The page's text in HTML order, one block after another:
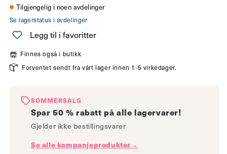
45cm
lin
45cm
lin
Tilgjengelig i noen avdelinger
Se lagerstatus i avdelinger
Legg til i favoritter
Finnes også i butikk
Forventet sendt fra vårt lager innen 1-5 virkedager.
SOMMERSALG
Spar 50 % rabatt på alle lagervarer!
Gjelder ikke bestillingsvarer
Se alle kampanjeprodukter→